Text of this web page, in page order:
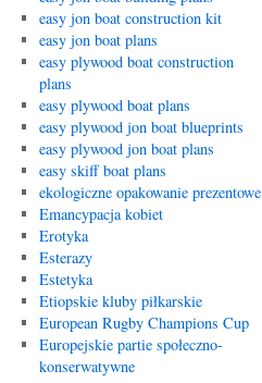
easy jon boat construction kit
easy jon boat plans
easy plywood boat construction
plans
easy plywood boat plans
easy plywood jon boat blueprints
easy plywood jon boat plans
easy skiff boat plans
ekologiczne opakowanie prezentowe
Emancypacja kobiet
Erotyka
Esterazy
Estetyka
Etiopskie kluby piłkarskie
European Rugby Champions Cup
Europejskie partie społeczno-
konserwatywne